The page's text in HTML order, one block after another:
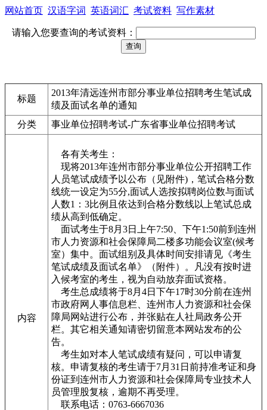
网站首页 汉语字词 英语词汇 考试资料 写作素材
请输入您要查询的考试资料：
标题
2013年清远连州市部分事业单位招聘考生笔试成
绩及面试名单的通知
分类
事业单位招聘考试-广东省事业单位招聘考试
内容
各有关考生：
现将2013年连州市部分事业单位公开招聘工作
人员笔试成绩予以公布（见附件)，笔试合格分数
线统一设定为55分,面试人选按拟聘岗位数与面试
人数1：3比例且依达到合格分数线以上笔试总成
绩从高到低确定。
面试考生于8月3日上午7:50、下午1:50前到连州
市人力资源和社会保障局二楼多功能会议室(候考
室）集中。面试组别及具体时间安排请见《考生
笔试成绩及面试名单》（附件）。凡没有按时进
入候考室的考生，视为自动放弃面试资格。
考生总成绩将于8月4日下午17时30分前在连州
市政府网人事信息栏、连州市人力资源和社会保
障局网站进行公布，并张贴在人社局政务公开
栏。其它相关通知请密切留意本网站发布的公
告。
考生如对本人笔试成绩有疑问，可以申请复
核。申请复核的考生请于7月31日前持准考证和身
份证到连州市人力资源和社会保障局专业技术人
员管理股复核，逾期不再受理。
联系电话：0763-6667036